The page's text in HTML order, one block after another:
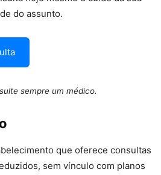
do assunto.
sempre um médico.
que oferece consultas
sem vínculo com planos